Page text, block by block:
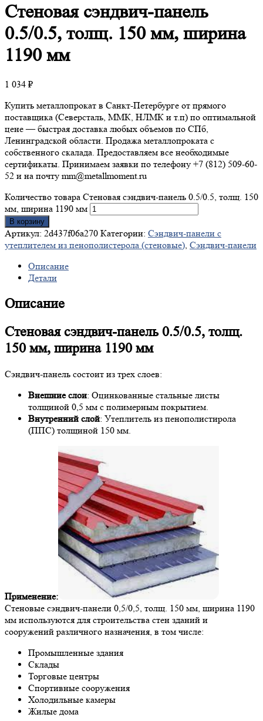
Стеноваясэндвич-панель
0.5/0.5, толщ. 150 мм, ширина
1190 мм
1 034 ₽
Купить металлопрокат в Санкт-Петербурге от прямого
поставщика (Северсталь, ММК, НЛМК и т.п) по оптимальной
цене — быстрая доставка любых объемов по СПб,
Ленинградской области. Продажа металлопроката с
собственного скалада. Предоставляем все необходимые
сертификаты. Принимаем заявки по телефону +7 (812) 509-60-
52 и на почту mm@metallmoment.ru
Количество товара Стеновая сэндвич-панель 0.5/0.5, толщ. 150
мм, ширина 1190 мм
В корзину
Артикул: 2d437f06a270 Категории: Сэндвич-панели с
утеплителем из пенополистерола (стеновые), Сэндвич-панели
Описание
Детали
Описание
Стеновая сэндвич-панель 0.5/0.5, толщ.
150 мм, ширина 1190 мм
Сэндвич-панель состоит из трех слоев:
Внешние слои: Оцинкованные стальные листы
толщиной 0,5 мм с полимерным покрытием.
Внутренний слой: Утеплитель из пенополистирола
(ППС) толщиной 150 мм.
Применение:
Стеновые сэндвич-панели 0,5/0,5, толщ. 150 мм, ширина 1190
мм используются для строительства стен зданий и
сооружений различного назначения, в том числе:
Промышленные здания
Склады
Торговые центры
Спортивные сооружения
Холодильные камеры
Жилые дома